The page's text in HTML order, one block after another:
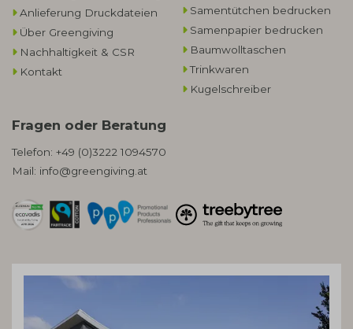
Anlieferung Druckdateien
Über Greengiving
Nachhaltigkeit & CSR
Kontakt
Samentütchen bedrucken
Samenpapier bedrucken
Baumwolltaschen​
Trinkwaren
Kugelschreiber
Fragen oder Beratung
Telefon: +49 (0)3222 1094570
Mail: info@greengiving.at